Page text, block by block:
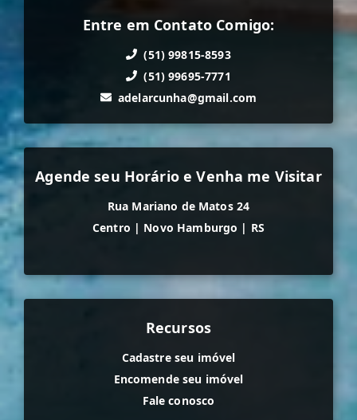
Entre em Contato Comigo:
(51) 99815-8593
(51) 99695-7771
adelarcunha@gmail.com
Agende seu Horário e Venha me Visitar
Rua Mariano de Matos 24
Centro | Novo Hamburgo | RS
Recursos
Cadastre seu imóvel
Encomende seu imóvel
Fale conosco